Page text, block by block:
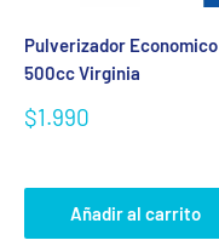
Pulverizador Economico
500cc Virginia
Precio
$1.990
Añadir al carrito